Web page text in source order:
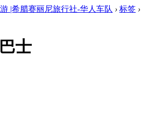
|希腊赛丽尼旅行社-华人车队 › 标签 ›
士